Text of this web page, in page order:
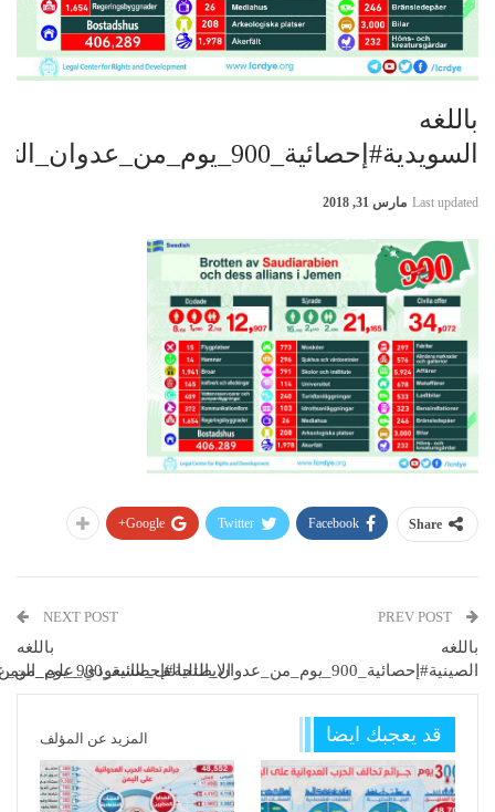
باللغه
السويدية#إحصائية_900_يوم_من_عدوان_التحالف_السعودي_على_اليمن
Last updated مارس 31, 2018
Share
Facebook
Twitter
Google+
باللغه
الصينية#إحصائية_900_يوم_من_عدوان_التحالف_السعودي_على_اليمن
NEXT POST
باللغه
الايطالية#إحصائية_900_يوم_من_عدوان_التحالف_السعودي_على_اليمن
قد يعجبك ايضا المزيد عن المؤلف